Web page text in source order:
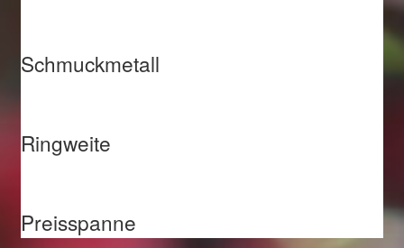
Schmuckmetall
Ringweite
Preisspanne